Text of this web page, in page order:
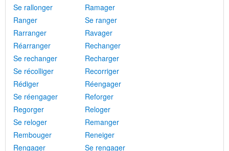
Se rallonger
Ramager
Ranger
Se ranger
Rarranger
Ravager
Réarranger
Rechanger
Se rechanger
Recharger
Se récolliger
Recorriger
Rédiger
Réengager
Se réengager
Reforger
Regorger
Reloger
Se reloger
Remanger
Rembouger
Reneiger
Rengager
Se rengager